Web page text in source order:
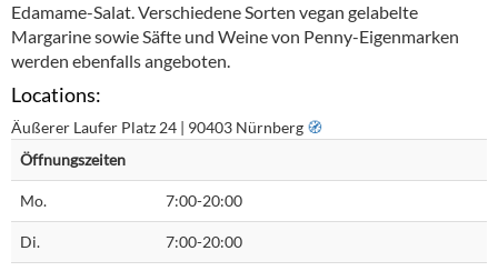
Edamame-Salat. Verschiedene Sorten vegan gelabelte
Margarine sowie Säfte und Weine von Penny-Eigenmarken
werden ebenfalls angeboten.
Locations:
Äußerer Laufer Platz 24 | 90403 Nürnberg 🧭︎
Öffnungszeiten
Mo. 7:00-20:00
Di. 7:00-20:00